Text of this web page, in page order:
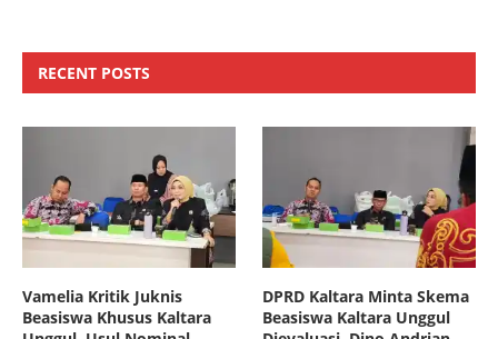
RECENT POSTS
Vamelia Kritik Juknis
Beasiswa Khusus Kaltara
DPRD Kaltara Minta Skema
Beasiswa Kaltara Unggul